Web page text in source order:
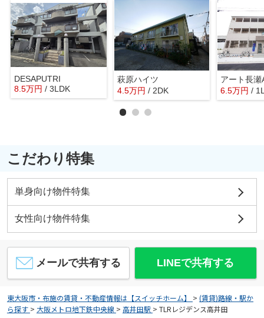
DESAPUTRI
8.5万円 / 3LDK
萩原ハイツ
4.5万円 / 2DK
アート長瀬
6.5万円 /
こだわり特集
単身向け物件特集
女性向け物件特集
メールで共有する LINEで共有する
東大阪市・布施の賃貸・不動産情報は【スイッチホーム】 > (賃貸)路線・駅か
ら探す > 大阪メトロ地下鉄中央線 > 高井田駅 > TLRレジデンス高井田